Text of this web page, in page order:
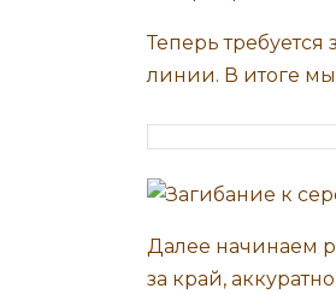
Теперь
линии. В итоге
Далее начинаем
за край,